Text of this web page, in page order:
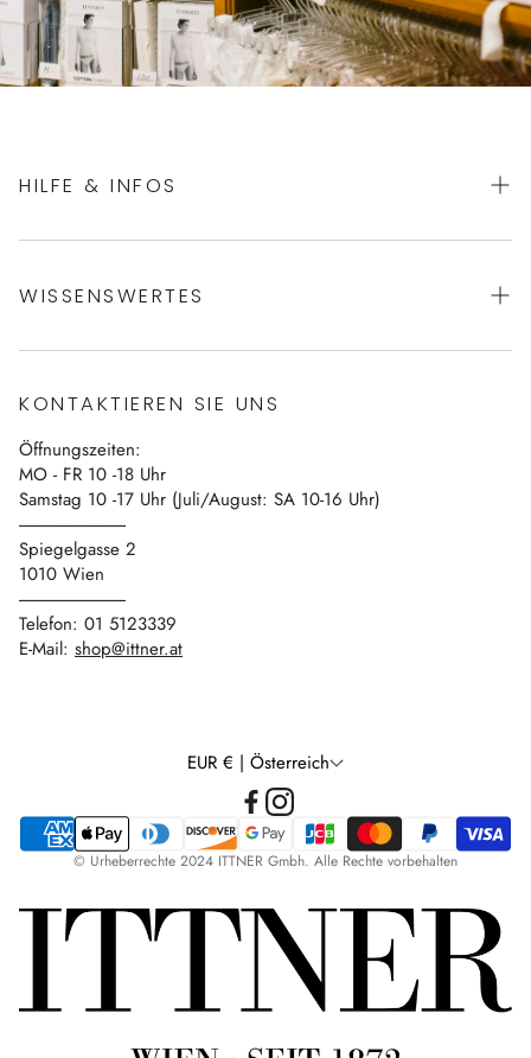
HILFE & INFOS
Datenschutz
Impressum
Vertrag widerrufen
WISSENSWERTES
Blog
Kontakt
KONTAKTIEREN SIE UNS
Öffnungszeiten:
MO - FR 10 -18 Uhr
Samstag 10 -17 Uhr (Juli/August: SA 10-16 Uhr)
------------------------------
Spiegelgasse 2
1010 Wien
------------------------------
Telefon: 01 5123339
E-Mail: shop@ittner.at
EUR € | Österreich
© Urheberrechte 2024 ITTNER Gmbh. Alle Rechte vorbehalten